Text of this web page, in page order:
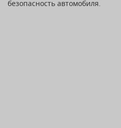
безопасность автомобиля.